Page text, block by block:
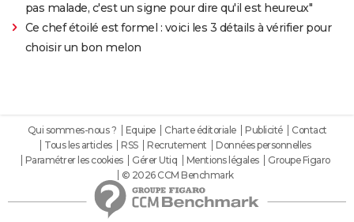
pas malade, c'est un signe pour dire qu'il est heureux"
Ce chef étoilé est formel : voici les 3 détails à vérifier pour
choisir un bon melon
Qui sommes-nous ? Equipe Charte éditoriale Publicité
Contact
Tous les articles
RSS Recrutement
Données personnelles
Paramétrer les cookies
Gérer Utiq Mentions légales
Groupe Figaro
© 2026 CCM Benchmark